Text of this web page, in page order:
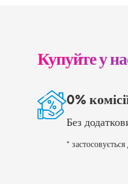
Купуйте у
0%
Без
*